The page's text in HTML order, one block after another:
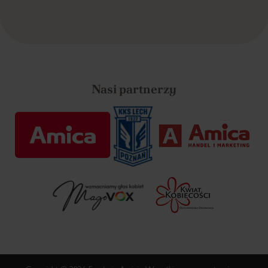
Nasi partnerzy